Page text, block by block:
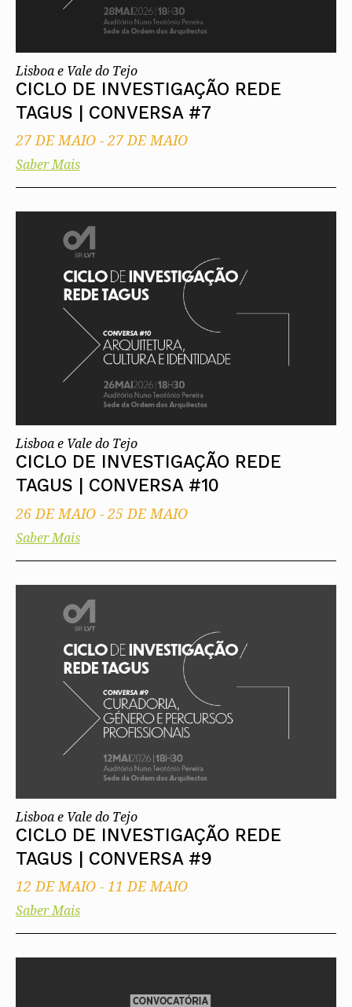
Lisboa e Vale do Tejo
CICLO DE INVESTIGAÇÃO REDE
TAGUS | CONVERSA #7
27 DE MAIO -27 DE MAIO
Saber Mais
Lisboa e Vale do Tejo
CICLO DE INVESTIGAÇÃO REDE
TAGUS | CONVERSA #10
26 DE MAIO - 25 DE MAIO
Saber Mais
Lisboa e Vale do Tejo
CICLO DE INVESTIGAÇÃO REDE
TAGUS | CONVERSA #9
12 DE MAIO - 11 DE MAIO
Saber Mais